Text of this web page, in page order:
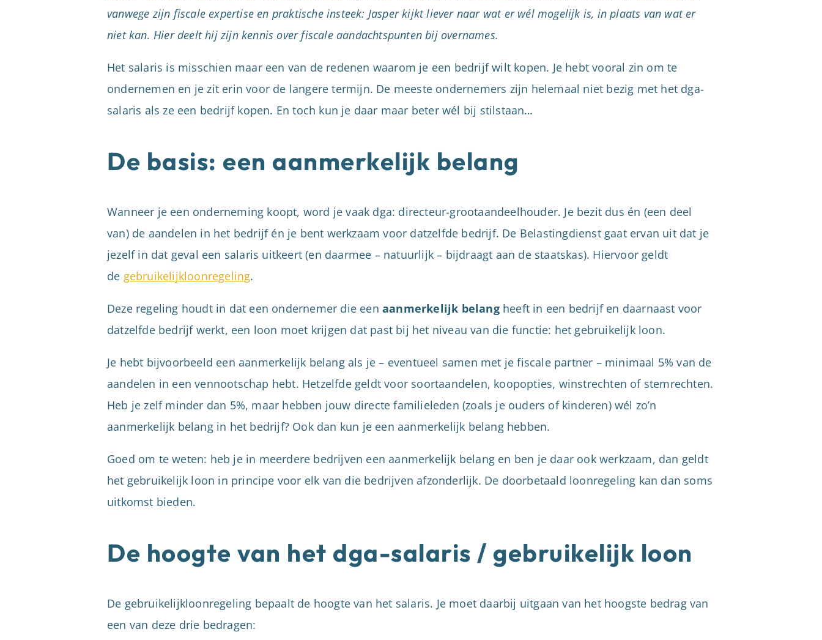
vanwege zijn fiscale expertise en praktische insteek: Jasper kijkt liever naar wat er wél mogelijk is, in plaats van wat er
niet kan. Hier deelt hij zijn kennis over fiscale aandachtspunten bij overnames.
Het salaris is misschien maar een van de redenen waarom je een bedrijf wilt kopen. Je hebt vooral zin om te
ondernemen en je zit erin voor de langere termijn. De meeste ondernemers zijn helemaal niet bezig met het dga-
salaris als ze een bedrijf kopen. En toch kun je daar maar beter wél bij stilstaan…
De basis: een aanmerkelijk belang
Wanneer je een onderneming koopt, word je vaak dga: directeur-grootaandeelhouder. Je bezit dus én (een deel
van) de aandelen in het bedrijf én je bent werkzaam voor datzelfde bedrijf. De Belastingdienst gaat ervan uit dat je
jezelf in dat geval een salaris uitkeert (en daarmee – natuurlijk – bijdraagt aan de staatskas). Hiervoor geldt
de gebruikelijkloonregeling.
Deze regeling houdt in dat een ondernemer die een aanmerkelijk belang heeft in een bedrijf en daarnaast voor
datzelfde bedrijf werkt, een loon moet krijgen dat past bij het niveau van die functie: het gebruikelijk loon.
Je hebt bijvoorbeeld een aanmerkelijk belang als je – eventueel samen met je fiscale partner – minimaal 5% van de
aandelen in een vennootschap hebt. Hetzelfde geldt voor soortaandelen, koopopties, winstrechten of stemrechten.
Heb je zelf minder dan 5%, maar hebben jouw directe familieleden (zoals je ouders of kinderen) wél zo’n
aanmerkelijk belang in het bedrijf? Ook dan kun je een aanmerkelijk belang hebben.
Goed om te weten: heb je in meerdere bedrijven een aanmerkelijk belang en ben je daar ook werkzaam, dan geldt
het gebruikelijk loon in principe voor elk van die bedrijven afzonderlijk. De doorbetaald loonregeling kan dan soms
uitkomst bieden.
De hoogte van het dga-salaris / gebruikelijk loon
De gebruikelijkloonregeling bepaalt de hoogte van het salaris. Je moet daarbij uitgaan van het hoogste bedrag van
een van deze drie bedragen: